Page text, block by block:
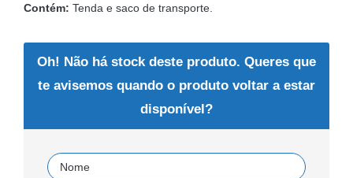
Contém: Tenda e saco de transporte.
Oh! Não há stock deste produto. Queres que
te avisemos quando o produto voltar a estar
disponível?